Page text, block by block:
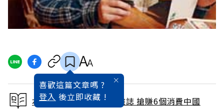
喜歡這篇文章嗎 ?
登入 後立即收藏 !
本文出自 2011 / 3月號雜誌 搶賺6個消費中國